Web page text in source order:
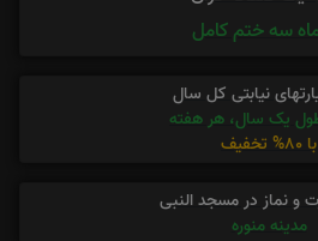
سه ختم کامل
نیابتی کل سال
یک سال، هر هفته
با 80% تخفیف
و نماز در مسجد النبی
مدینه منوره